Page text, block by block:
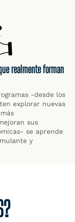
realmente forman
-desde los
explorar nuevas
sus
se aprende
y